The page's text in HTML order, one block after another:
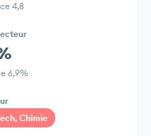
4,8
6,9%
Chimie